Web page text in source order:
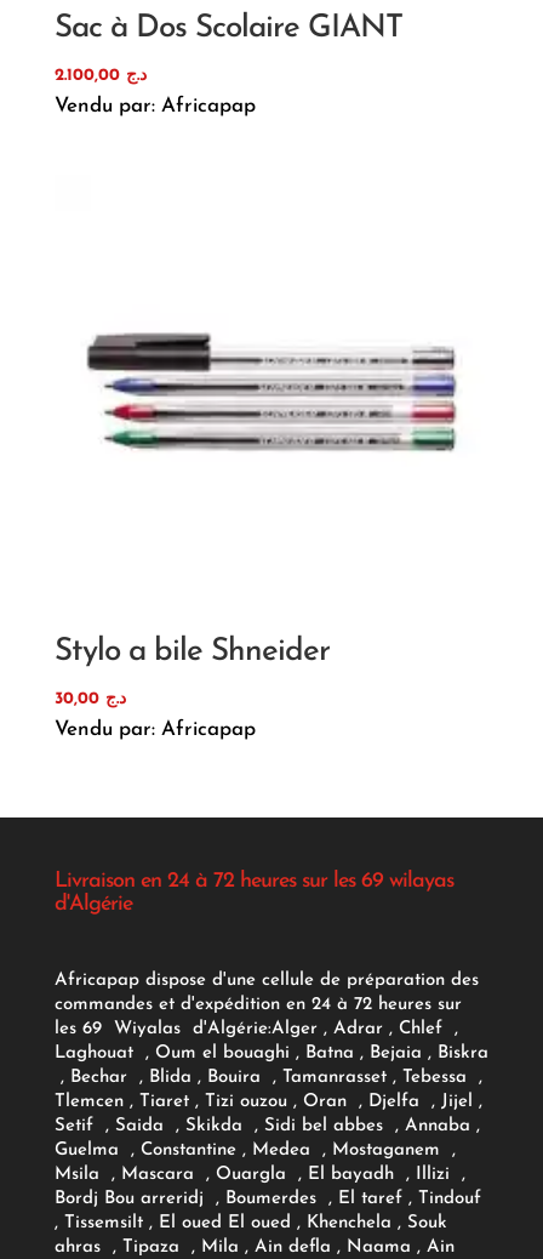
Sac à Dos Scolaire GIANT
د.ج 2.100,00
Vendu par: Africapap
Stylo a bile Shneider
د.ج 30,00
Vendu par: Africapap
Livraison en 24 à 72 heures sur les 69 wilayas
d'Algérie
Africapap dispose d'une cellule de préparation des
commandes et d'expédition en 24 à 72 heures sur
les 69 Wiyalas d'Algérie:Alger , Adrar, Chlef ,
Laghouat , Oum el bouaghi , Batna , Bejaia , Biskra
, Bechar , Blida , Bouira , Tamanrasset , Tebessa ,
Tlemcen , Tiaret , Tizi ouzou , Oran , Djelfa , Jijel ,
Setif , Saida , Skikda , Sidi bel abbes , Annaba ,
Guelma , Constantine , Medea , Mostaganem ,
Msila , Mascara , Ouargla , El bayadh , Illizi ,
Bordj Bou arreridj , Boumerdes , El taref , Tindouf
, Tissemsilt , El oued El oued , Khenchela , Souk
ahras , Tipaza , Mila , Ain defla , Naama , Ain